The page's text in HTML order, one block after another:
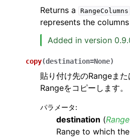
Returns a RangeColumns
represents the
Added in version
copy(destination=None)
貼り付け先のRangeま
Rangeをコピーします。
パラメータ:
destination (Range
Range to which